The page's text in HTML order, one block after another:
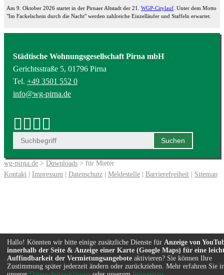
Am 9. Oktober 2026 startet in der Pirnaer Altstadt der 21. WGP-Citylauf . Unter dem Motto
"Im Fackelschein durch die Nacht" werden zahlreiche Einzelläufer und Staffeln erwartet.
Städtische Wohnungsgesellschaft Pirna mbH
Gerichtsstraße 5, 01796 Pirna
Tel. +49 3501 552 0
info@wg-pirna.de
wg-pirna.de > Downloads > für Mieter
Kontakt | Impressum | Datenschutz | Meldestelle | Barrierefreiheit | Sitemap
Hallo! Könnten wir bitte einige zusätzliche Dienste für Anzeige von
innerhalb der Seite & Anzeige einer Karte (Google Maps) für eine
Auffindbarkeit der Vermietungsangebote aktivieren? Sie können Ihre
Zustimmung später jederzeit ändern oder zurückziehen. Mehr erfahren Sie